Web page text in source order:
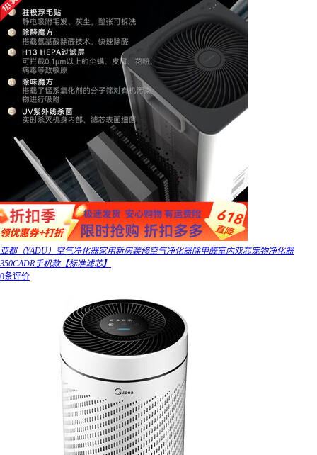
亚都（YADU）空气净化器家用新房装修空气净化器除甲醛室内双芯宠物净化器
350CADR手机款【标准滤芯】
0条评价